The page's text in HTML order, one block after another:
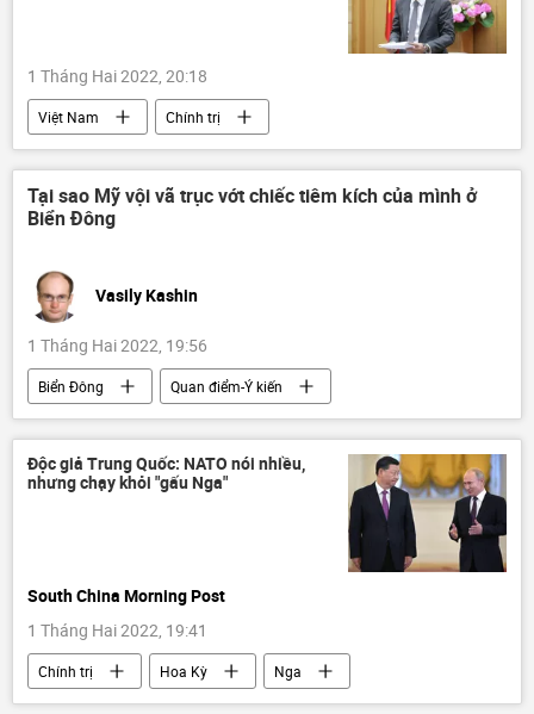
1 Tháng Hai 2022, 20:18
Việt Nam
Chính trị
Đảng Cộng sản Việt Nam
nhà lãnh đạo
Tại sao Mỹ vội vã trục vớt chiếc tiêm kích của mình ở
Biển Đông
Vasily Kashin
1 Tháng Hai 2022, 19:56
Biển Đông
Quan điểm-Ý kiến
Hoa Kỳ
F-35
máy bay chiến đấu
Hải quân Mỹ
vụ rơi máy bay
Tác giả
Độc giả Trung Quốc: NATO nói nhiều,
nhưng chạy khỏi "gấu Nga"
South China Morning Post
1 Tháng Hai 2022, 19:41
Chính trị Hoa Kỳ
Nga
Trung Quốc
NATO